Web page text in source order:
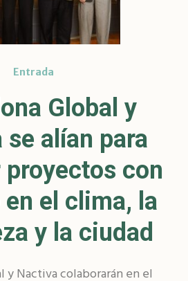
Entrada
Global y
se alían para
con
el clima, la
y la ciudad
y Nactiva colaborarán en el